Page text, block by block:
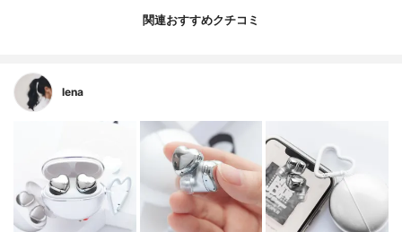
関連おすすめクチコミ
lena